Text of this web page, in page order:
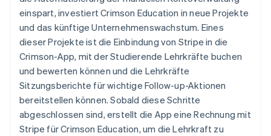
einspart, investiert Crimson Education in neue Projekte
und das künftige Unternehmenswachstum. Eines
dieser Projekte ist die Einbindung von Stripe in die
Crimson-App, mit der Studierende Lehrkräfte buchen
und bewerten können und die Lehrkräfte
Sitzungsberichte für wichtige Follow-up-Aktionen
bereitstellen können. Sobald diese Schritte
abgeschlossen sind, erstellt die App eine Rechnung mit
Stripe für Crimson Education, um die Lehrkraft zu